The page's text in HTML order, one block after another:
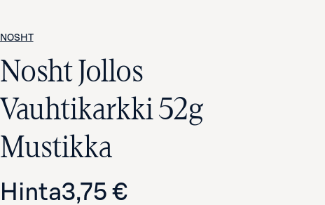
NOSHT
Nosht Jollos
Vauhtikarkki 52g
Mustikka
Hinta3,75 €